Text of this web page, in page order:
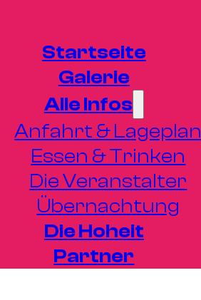
Startseite
Galerie
Alle Infos
Anfahrt & Lageplan
Essen & Trinken
Die Veranstalter
Übernachtung
Die Hoheit
Partner